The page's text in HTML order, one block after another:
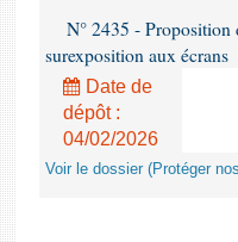
N° 2435 -
surexposition aux écrans
Date de
dépôt :
04/02/2026
Voir le dossier (Protéger